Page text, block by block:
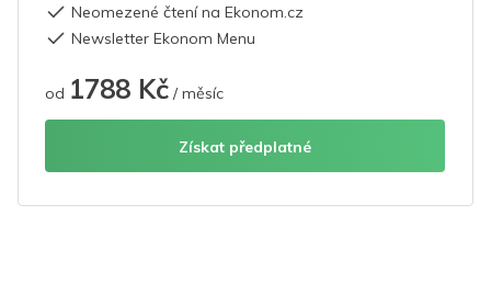
Neomezené čtení na Ekonom.cz
Newsletter Ekonom Menu
od 1788 Kč / měsíc
Získat předplatné